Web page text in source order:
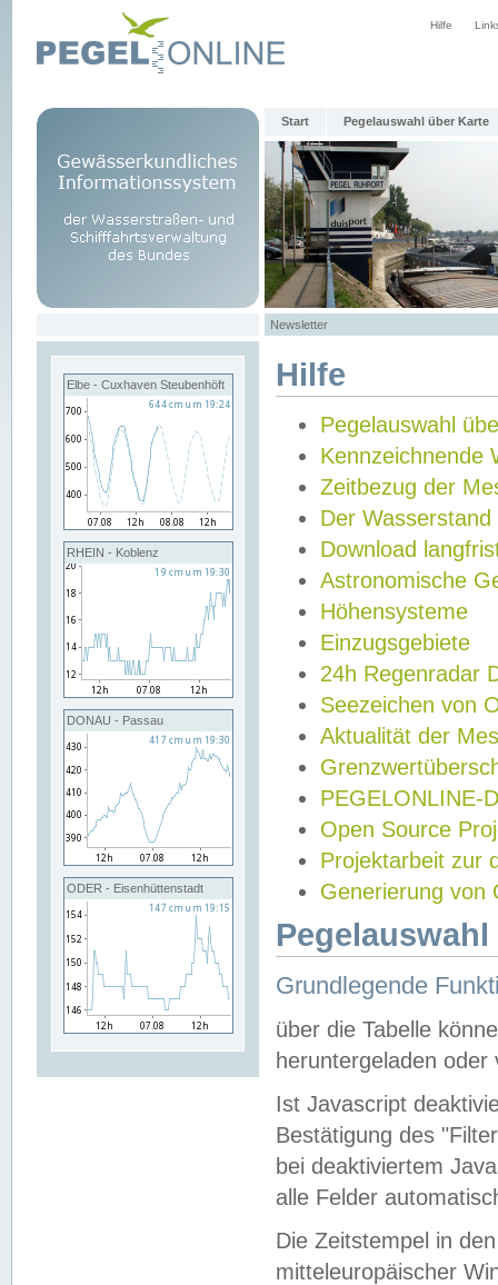
Hilfe
Start Pegelauswahl über Karte
Newsletter
Elbe - Cuxhaven Steubenhöft
RHEIN - Koblenz
DONAU - Passau
ODER - Eisenhüttenstadt
Hilfe
Pegelauswahl
Kennzeichnende
Zeitbezug der
Der Wasserstand
Download
Astronomische
Höhensysteme
Einzugsgebiete
24h Regenradar
Seezeichen von
Aktualität der
PEGELONLINE-
Open Source
Projektarbeit zur
Generierung von
Grundlegende
über die Tabelle
heruntergeladen oder
Ist Javascript
Bestätigung des
bei deaktiviertem
alle Felder
Die Zeitstempel in
mitteleuropäischer